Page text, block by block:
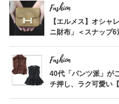
Fashion
【エルメス】オシャ
ニ財布」＜スナップ6
Fashion
40代「パンツ派」が
チ押し、ラク可愛い